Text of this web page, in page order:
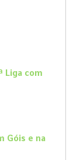
Liga com
Góis e na